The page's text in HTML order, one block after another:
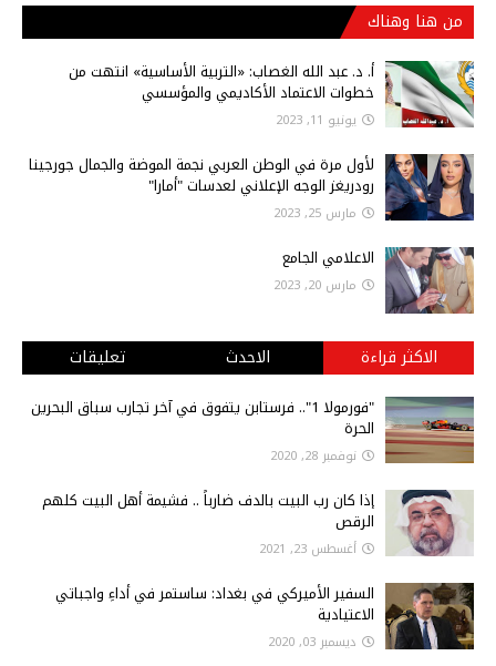
من هنا وهناك
أ‌. د. عبد الله الغصاب: «التربية الأساسية» انتهت من
خطوات الاعتماد الأكاديمي والمؤسسي
يونيو 11, 2023
لأول مرة في الوطن العربي نجمة الموضة والجمال جورجينا
رودريغز الوجه الإعلاني لعدسات "أمارا"
مارس 25, 2023
الاعلامي الجامع
مارس 20, 2023
الاكثر قراءة الاحدث تعليقات
"فورمولا 1".. فرستابن يتفوق في آخر تجارب سباق البحرين
الحرة
نوفمبر 28, 2020
إذا كان رب البيت بالدف ضارباً .. فشيمة أهل البيت كلهم
الرقص
أغسطس 23, 2021
السفير الأميركي في بغداد: ساستمر في أداءِ واجباتي
الاعتيادية
ديسمبر 03, 2020